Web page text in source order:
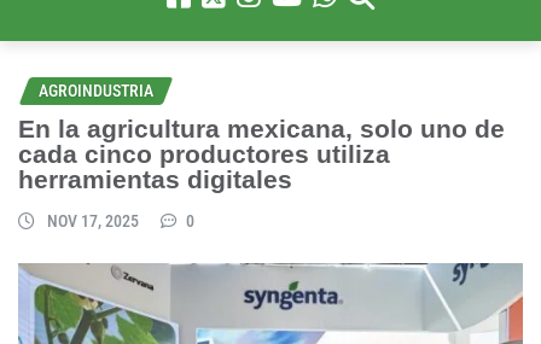
AGROINDUSTRIA
En la agricultura mexicana, solo uno de
cada cinco productores utiliza
herramientas digitales
NOV 17, 2025 0